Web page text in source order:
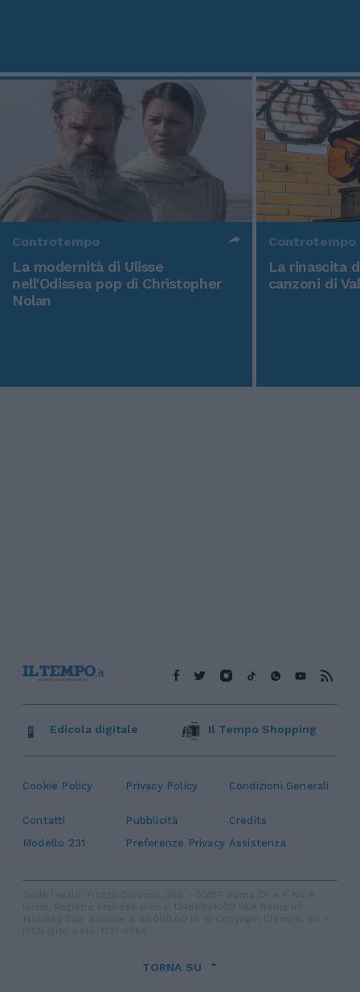
Controtempo
La modernità di Ulisse
nell'Odissea pop di Christopher
Nolan
Controtempo
La rinascita
canzoni di
Cookie Policy Privacy Policy Condizioni Generali
Contatti Pubblicità
Credits
Modello 231
Preferenze Privacy Assistenza
Edicola digitale Il Tempo Shopping
TORNA SU